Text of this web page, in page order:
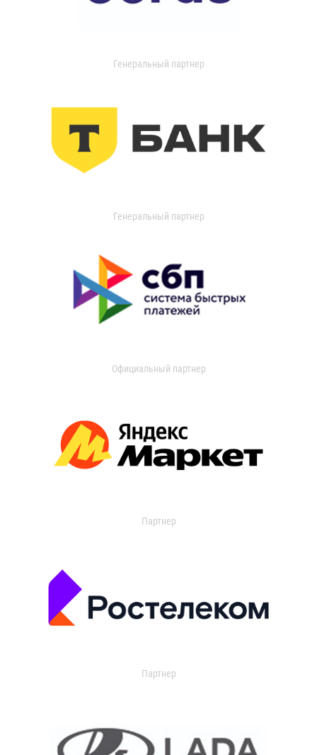
Генеральный партнер
Генеральный партнер
Официальный партнер
Партнер
Партнер